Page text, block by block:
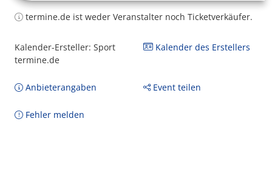
termine.de ist weder Veranstalter noch Ticketverkäufer.
Kalender-Ersteller: Sport
termine.de
Kalender des Erstellers
Anbieterangaben Event teilen
Fehler melden